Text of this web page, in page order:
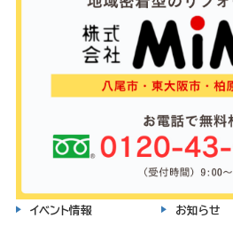
イベント情報
お知らせ